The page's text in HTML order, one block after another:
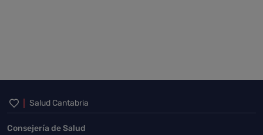
Inicio del pie de página
Salud Cantabria
Consejería de Salud